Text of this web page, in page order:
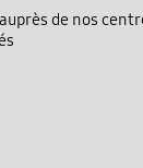
de nos